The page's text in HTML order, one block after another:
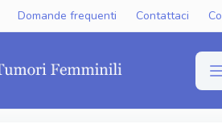
Domande frequenti Contattaci